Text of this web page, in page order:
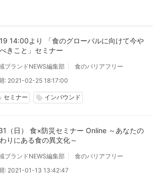
14:00より 「食のグローバルに向けて今や
きこと」セミナー
ブランドNEWS編集部
食のバリアフリー
: 2021-02-25 18:17:00
セミナー local_offer インバウンド
（日） 食×防災セミナー Online ～あなたの
りにある食の異文化～
ブランドNEWS編集部
食のバリアフリー
: 2021-01-13 13:42:47